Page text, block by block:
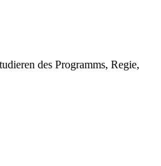
des Programms, Regie,